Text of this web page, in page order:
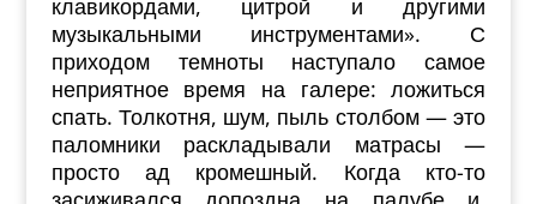
клавикордами, цитрой и другими
музыкальными инструментами». С
приходом темноты наступало самое
неприятное время на галере: ложиться
спать. Толкотня, шум, пыль столбом — это
паломники раскладывали матрасы —
просто ад кромешный. Когда кто-то